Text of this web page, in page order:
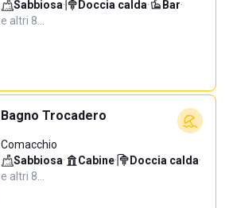
Sabbiosa· Doccia calda· Bar·
e altri 8…
Bagno Trocadero
Comacchio
Sabbiosa· Cabine· Doccia calda·
e altri 8…